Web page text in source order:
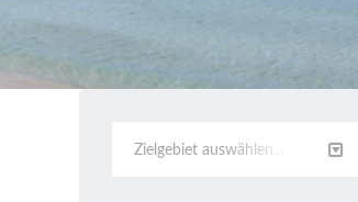
Zielgebiet auswählen...